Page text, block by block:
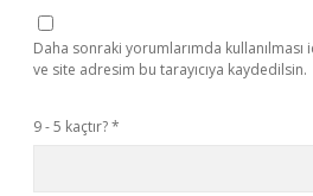
Daha sonraki yorumlarımda
ve site adresim bu tarayıcıya kaydedilsin.
9 - 5 kaçtır?*